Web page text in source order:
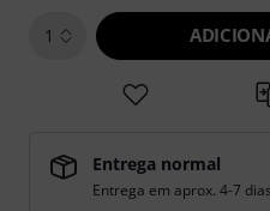
1
Entrega normal
Entrega em aprox. 4-7